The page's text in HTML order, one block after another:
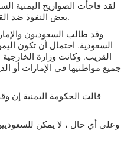
لقد فاجأت الصواريخ اليمنية
بعض النفوذ ضد القوات التي تهاجم اليمن ويمكن أن تحسن موقف اليمن التفاوضي في أي مفاوضات مستقبلية.
وقد طالب السعوديون
السعودية. احتمال أن تكون
القريب. وكانت وزارة
جميع مواطنيها في الإمارات أو
قالت الحكومة اليمنية إن
وعلى أي حال ، لا يمكن